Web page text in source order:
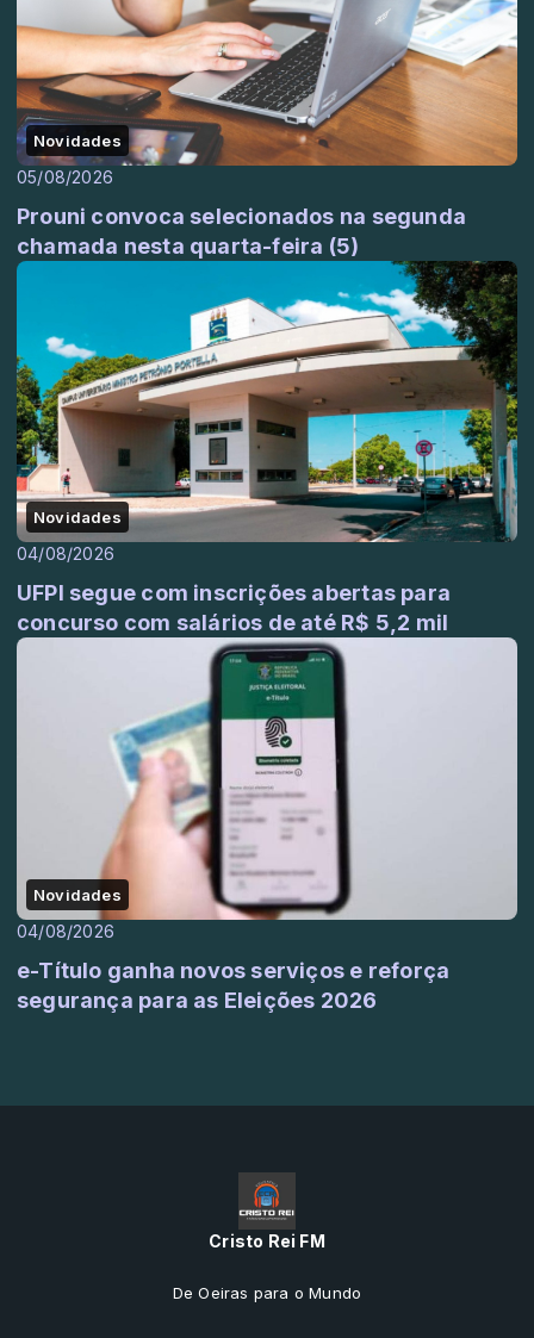
Novidades
05/08/2026
Prouni convoca selecionados na segunda
chamada nesta quarta-feira (5)
Novidades
04/08/2026
UFPI segue com inscrições abertas para
concurso com salários de até R$ 5,2 mil
Novidades
04/08/2026
e-Título ganha novos serviços e reforça
segurança para as Eleições 2026
Cristo Rei FM
De Oeiras para o Mundo